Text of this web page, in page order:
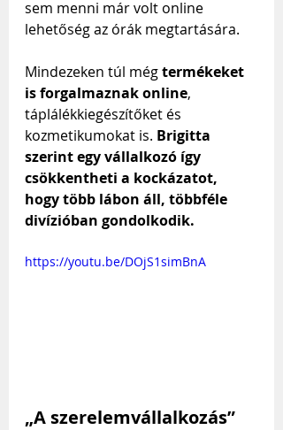
sem menni már volt online
lehetőség az órák megtartására.
Mindezeken túl még termékeket
is forgalmaznak online,
táplálékkiegészítőket és
kozmetikumokat is. Brigitta
szerint egy vállalkozó így
csökkentheti a kockázatot,
hogy több lábon áll, többféle
divízióban gondolkodik.
https://youtu.be/DOjS1simBnA
„A szerelemvállalkozás”